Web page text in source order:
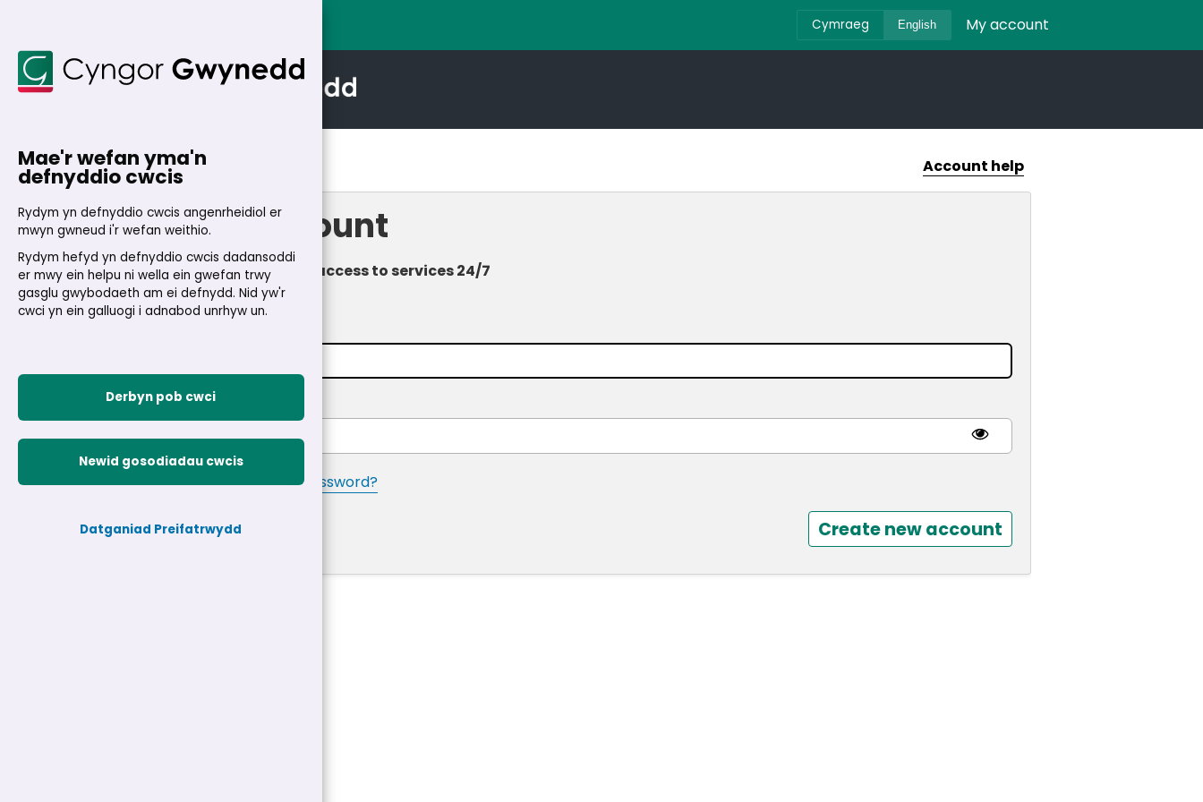
Cymraeg English My account
Home Account help
My Account
Fast and secure access to services 24/7
Login
Password
Forgotten your password?
Log in Create new account
Mae'r wefan yma'n
defnyddio cwcis
Rydym yn defnyddio cwcis angenrheidiol er
mwyn gwneud i'r wefan weithio.
Rydym hefyd yn defnyddio cwcis dadansoddi
er mwy ein helpu ni wella ein gwefan trwy
gasglu gwybodaeth am ei defnydd. Nid yw'r
cwci yn ein galluogi i adnabod unrhyw un.
Derbyn pob cwci
Newid gosodiadau cwcis
Datganiad Preifatrwydd